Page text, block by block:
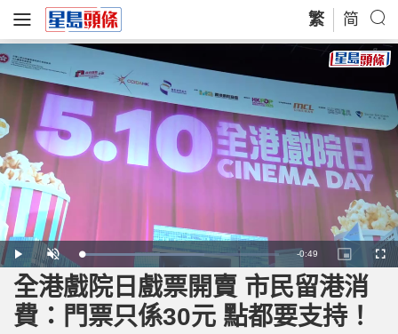
繁 简
P
l
a
y
U
n
m
u
t
L
o
a
d
e
d
:
6
2
R
e
m
-0:49
P
i
c
t
u
e
-
F
u
全港戲院日戲票開賣 市民留港消
費：門票只係30元 點都要支持！